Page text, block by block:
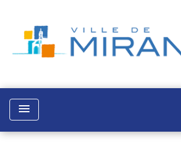
menu